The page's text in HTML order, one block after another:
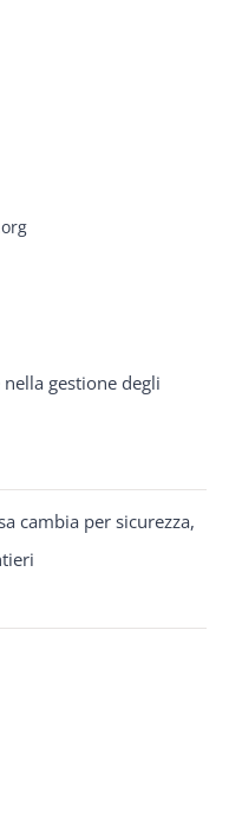
gestione degli
cambia per sicurezza,